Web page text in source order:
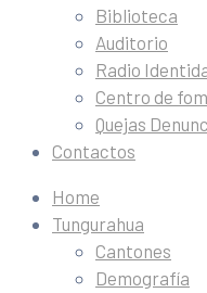
Biblioteca
Auditorio
Radio
Centro de
Quejas
Contactos
Home
Tungurahua
Cantones
Demografía